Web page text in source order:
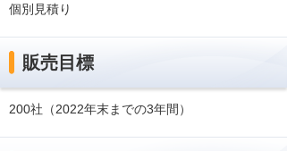
個別見積り
販売目標
200社（2022年末までの3年間）